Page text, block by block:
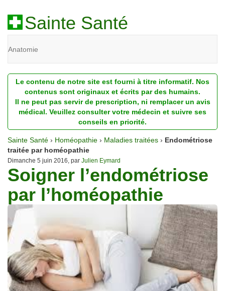
Sainte Santé
Anatomie
Diagnostic
Dossiers
Homéopathie
Nutrition
Pathologie
Psychologie
Recherches
Traitements
Le contenu de notre site est fourni à titre informatif. Nos
contenus sont originaux et écrits par des humains.
Il ne peut pas servir de prescription, ni remplacer un avis
médical. Veuillez consulter votre médecin et suivre ses
conseils en priorité.
Sainte Santé › Homéopathie › Maladies traitées › Endométriose
traitée par homéopathie
Dimanche 5 juin 2016, par Julien Eymard
Soigner l’endométriose
par l’homéopathie